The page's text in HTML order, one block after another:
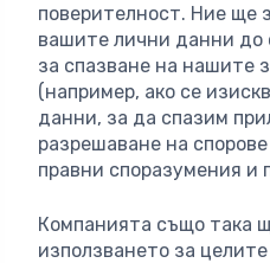
поверителност. Ние ще
вашите лични данни до
за спазване на нашите
(например, ако се
данни, за да спазим
разрешаване на
правни споразумения и
Компанията също така
използването за